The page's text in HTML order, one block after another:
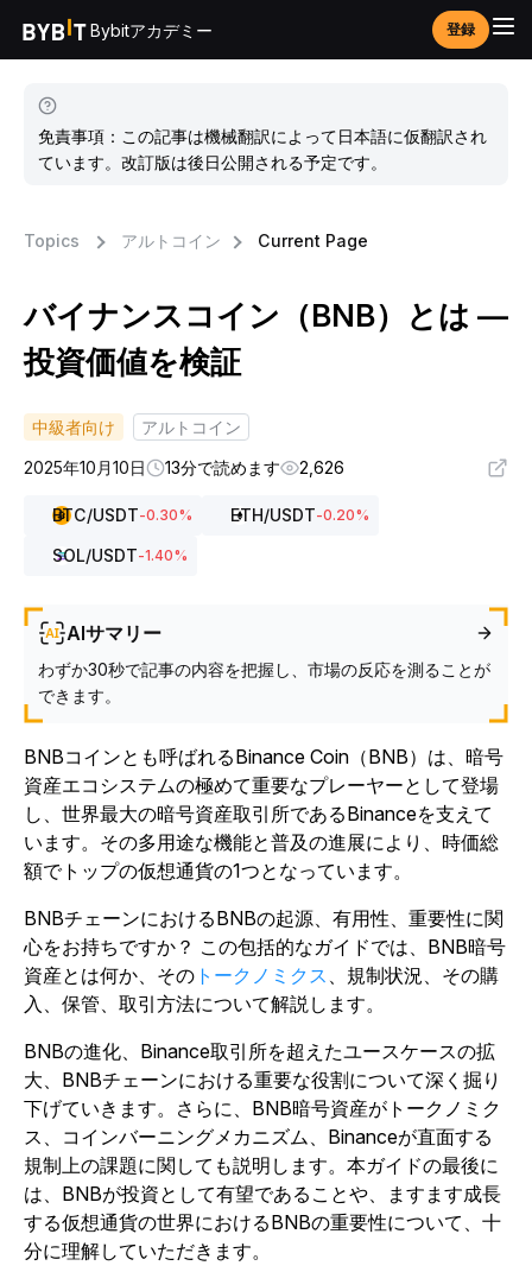
Bybitアカデミー 登録
免責事項：この記事は機械翻訳によって日本語に仮翻訳され
ています。改訂版は後日公開される予定です。
Topics アルトコイン Current Page
バイナンスコイン（BNB）とは ―
投資価値を検証
中級者向け
アルトコイン
2025年10月10日
13分で読めます 2,626
BTC/USDT-0.30% ETH/USDT-0.20%
SOL/USDT-1.40%
AIサマリー
わずか30秒で記事の内容を把握し、市場の反応を測ることが
できます。
BNBコインとも呼ばれるBinance Coin（BNB）は、暗号
資産エコシステムの極めて重要なプレーヤーとして登場
し、世界最大の暗号資産取引所であるBinanceを支えて
います。その多用途な機能と普及の進展により、時価総
額でトップの仮想通貨の1つとなっています。
BNBチェーンにおけるBNBの起源、有用性、重要性に関
心をお持ちですか？ この包括的なガイドでは、BNB暗号
資産とは何か、その トークノミクス 、規制状況、その購
入、保管、取引方法について解説します。
BNBの進化、Binance取引所を超えたユースケースの拡
大、BNBチェーンにおける重要な役割について深く掘り
下げていきます。さらに、BNB暗号資産がトークノミク
ス、コインバーニングメカニズム、Binanceが直面する
規制上の課題に関しても説明します。本ガイドの最後に
は、BNBが投資として有望であることや、ますます成長
する仮想通貨の世界におけるBNBの重要性について、十
分に理解していただきます。